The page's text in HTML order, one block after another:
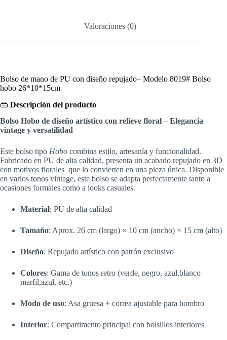
Valoraciones (0)
Bolso de mano de PU con diseño repujado– Modelo 8019# Bolso
hobo 26*10*15cm
👜 Descripción del producto
Bolso Hobo de diseño artístico con relieve floral – Elegancia
vintage y versatilidad
Este bolso tipo Hobo combina estilo, artesanía y funcionalidad.
Fabricado en PU de alta calidad, presenta un acabado repujado en 3D
con motivos florales que lo convierten en una pieza única. Disponible
en varios tonos vintage, este bolso se adapta perfectamente tanto a
ocasiones formales como a looks casuales.
Material: PU de alta calidad
Tamaño: Aprox. 26 cm (largo) × 10 cm (ancho) × 15 cm (alto)
Diseño: Repujado artístico con patrón exclusivo
Colores: Gama de tonos retro (verde, negro, azul,blanco
marfil,azul, etc.)
Modo de uso: Asa gruesa + correa ajustable para hombro
Interior: Compartimento principal con bolsillos interiores